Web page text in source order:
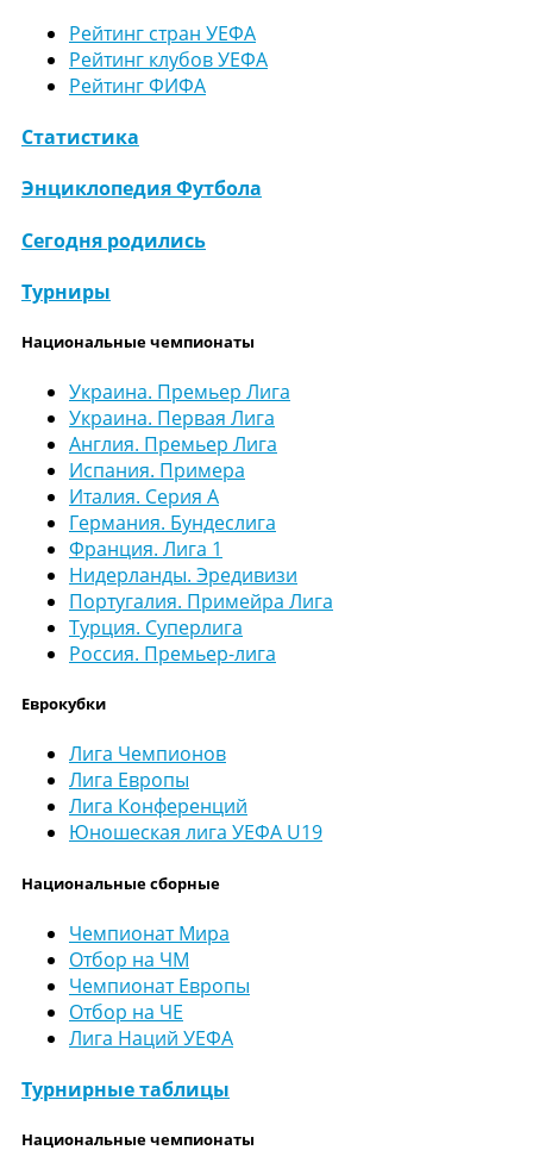
Рейтинг стран УЕФА
Рейтинг клубов УЕФА
Рейтинг ФИФА
Статистика
Энциклопедия Футбола
Сегодня родились
Турниры
Национальные чемпионаты
Украина. Премьер Лига
Украина. Первая Лига
Англия. Премьер Лига
Испания. Примера
Италия. Серия А
Германия. Бундеслига
Франция. Лига 1
Нидерланды. Эредивизи
Португалия. Примейра Лига
Турция. Суперлига
Россия. Премьер-лига
Еврокубки
Лига Чемпионов
Лига Европы
Лига Конференций
Юношеская лига УЕФА U19
Национальные сборные
Чемпионат Мира
Отбор на ЧМ
Чемпионат Европы
Отбор на ЧЕ
Лига Наций УЕФА
Турнирные таблицы
Национальные чемпионаты